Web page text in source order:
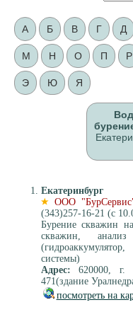
А Б В Г Д
М Н О П Р
Э Ю Я
Екатеринбург
ООО
(343)257-16-21 (с
Бурение скважин
скважин,
системы)
Адрес: 620000, г.
471(здание
посмотреть на